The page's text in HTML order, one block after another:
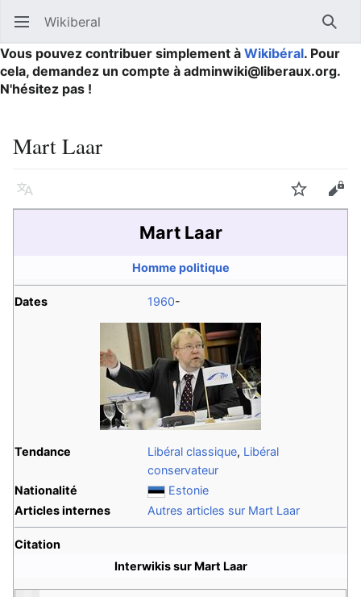
Ouvrir le menu principal Wikiberal
Vous pouvez contribuer simplement à Wikibéral. Pour
cela, demandez un compte à adminwiki@liberaux.org.
N'hésitez pas !
Mart Laar
Langue Suivre
Mart Laar
Homme politique
Dates 1960-
Tendance Libéral classique, Libéral
conservateur
Nationalité
Estonie
Articles internes
Autres articles sur Mart Laar
Citation
Interwikis sur Mart Laar